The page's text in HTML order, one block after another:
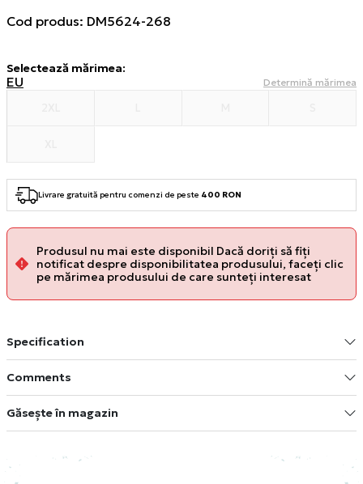
Cod produs: DM5624-268
Selectează mărimea:
EU Determină mărimea
Livrare gratuită pentru comenzi de peste 400 RON
Produsul nu mai este disponibil Dacă doriți să fiți
notificat despre disponibilitatea produsului, faceți clic
pe mărimea produsului de care sunteți interesat
Specification
Comments
Găsește în magazin